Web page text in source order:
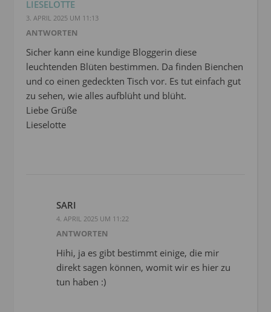
LIESELOTTE
3. APRIL 2025 UM 11:13
ANTWORTEN
Sicher kann eine kundige Bloggerin diese
leuchtenden Blüten bestimmen. Da finden Bienchen
und co einen gedeckten Tisch vor. Es tut einfach gut
zu sehen, wie alles aufblüht und blüht.
Liebe Grüße
Lieselotte
SARI
4. APRIL 2025 UM 11:22
ANTWORTEN
Hihi, ja es gibt bestimmt einige, die mir
direkt sagen können, womit wir es hier zu
tun haben :)